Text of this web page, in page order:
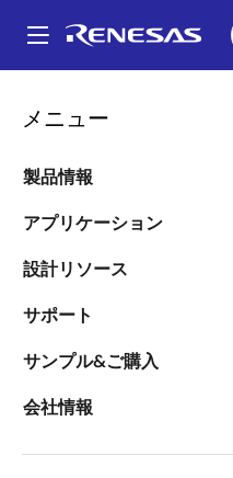
ン
メニュー
製品情報
アプリケーション
設計リソース
サポート
サンプル&ご購入
会社情報
パ
ン
く
ず
関するお知ら
2022年4月27日
2022年12月期第２四半
よび配当予想を以下のと
らせいたします。